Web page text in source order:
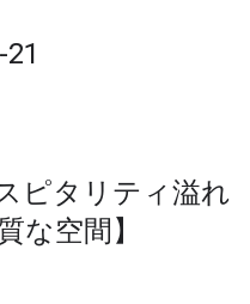
ピタリティ溢れ
な空間】